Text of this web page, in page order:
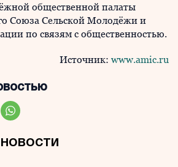
общественной палаты
Союза Сельской Молодёжи и
по связям с общественностью.
Источник: www.amic.ru